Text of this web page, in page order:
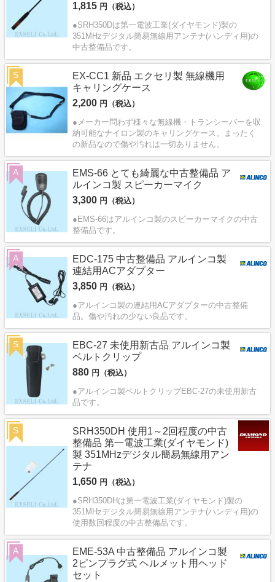
1,815 円（税込）
●SRH350Dは第一電波工業(ダイヤモンド)製の
351MHzデジタル簡易無線用アンテナ(ハンディ用)の
中古整備品です。
EX-CC1 新品 エクセリ製 無線機用
キャリングケース
2,200 円（税込）
●メーカー問わず様々な無線機・トランシーバーを収
納可能なナイロン製のキャリングケース。まったく
の新品なので傷や汚れは一切ありません。
S
EMS-66 とても綺麗な中古整備品 ア
ルインコ製 スピーカーマイク
3,300 円（税込）
●EMS-66はアルインコ製のスピーカーマイクの中古
整備品です。
A
EDC-175 中古整備品 アルインコ製
連結用ACアダプター
3,850 円（税込）
●アルインコ製の連結用ACアダプターの中古整備
品。傷や汚れの少ない良品です。
A
EBC-27 未使用新古品 アルインコ製
ベルトクリップ
880 円（税込）
●アルインコ製ベルトクリップEBC-27の未使用新古
品です。
S
SRH350DH 使用1～2回程度の中古
整備品 第一電波工業(ダイヤモンド)
製 351MHzデジタル簡易無線用アン
テナ
1,650 円（税込）
●SRH350DHは第一電波工業(ダイヤモンド)製の
351MHzデジタル簡易無線用アンテナ(ハンディ用)の
使用数回程度の中古整備品です。
S
EME-53A 中古整備品 アルインコ製
2ピンプラグ式 ヘルメット用ヘッド
セット
A